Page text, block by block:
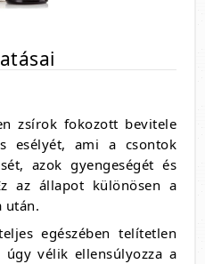
zsírok fokozott bevitele
esélyét, ami a csontok
azok gyengeségét és
az állapot különösen a
után.
egészében telítetlen
vélik ellensúlyozza a